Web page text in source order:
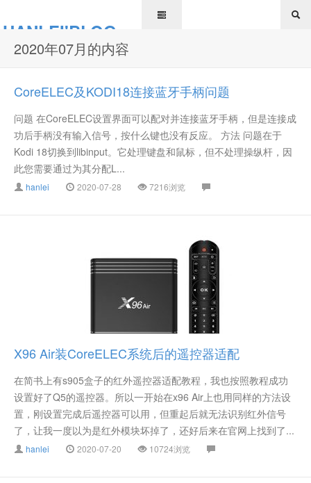
HANLEI'BLOG
2020年07月的内容
CoreELEC及KODI18连接蓝牙手柄问题
问题 在CoreELEC设置界面可以配对并连接蓝牙手柄，但是连接成
功后手柄没有输入信号，按什么键也没有反应。 方法 问题在于
Kodi 18切换到libinput。它处理键盘和鼠标，但不处理操纵杆，因
此您需要通过为其分配L...
hanlei 2020-07-28 7216浏览
X96 Air装CoreELEC系统后的遥控器适配
在简书上有s905盒子的红外遥控器适配教程，我也按照教程成功
设置好了Q5的遥控器。所以一开始在x96 Air上也用同样的方法设
置，刚设置完成后遥控器可以用，但重起后就无法识别红外信号
了，让我一度以为是红外模块坏掉了，还好后来在官网上找到了...
hanlei 2020-07-20 10724浏览